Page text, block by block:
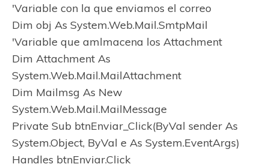
'Variable con la que enviamos el correo
Dim obj As System.Web.Mail.SmtpMail
'Variable que amlmacena los Attachment
Dim Attachment As
System.Web.Mail.MailAttachment
Dim Mailmsg As New
System.Web.Mail.MailMessage
Private Sub btnEnviar_Click(ByVal sender As
System.Object, ByVal e As System.EventArgs)
Handles btnEnviar.Click